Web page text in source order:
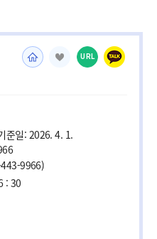
URL
준일: 2026. 4. 1.
9966)
: 30